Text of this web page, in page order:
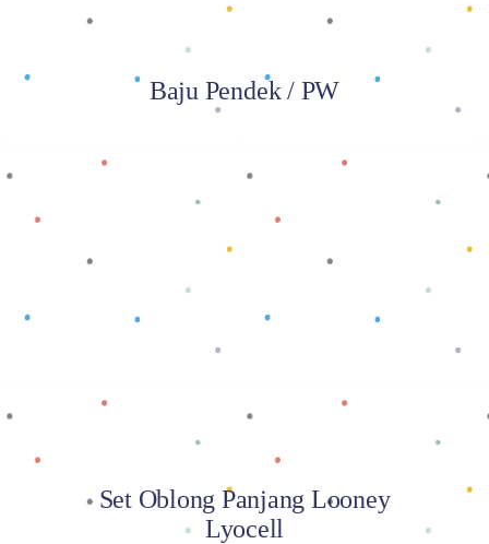
Baju Pendek / PW
Baca selengkapnya
Set Oblong Panjang Looney
Lyocell